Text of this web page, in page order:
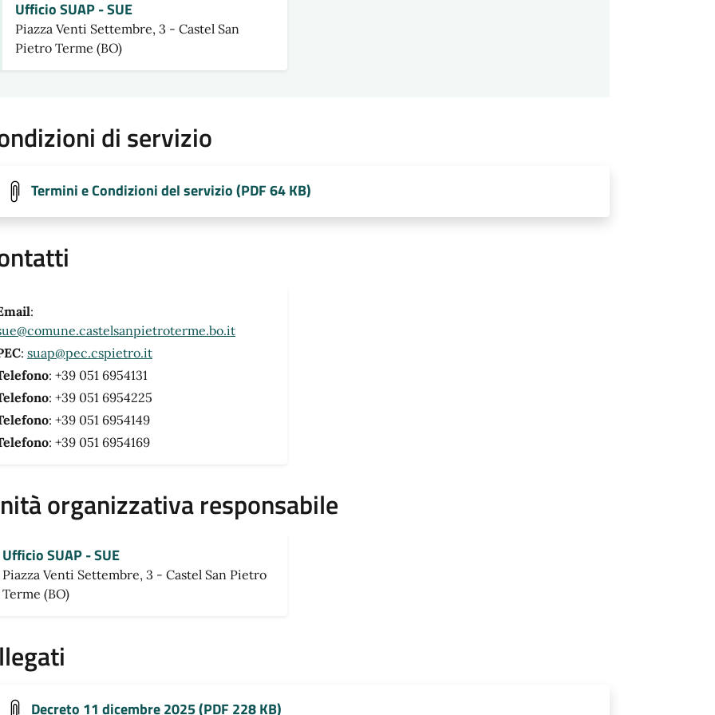
Ufficio SUAP - SUE
Piazza Venti Settembre, 3 - Castel San
Pietro Terme (BO)
di servizio
Termini e Condizioni del servizio (PDF 64 KB)
:
: suap@pec.cspietro.it
: +39 051 6954131
: +39 051 6954225
: +39 051 6954149
: +39 051 6954169
organizzativa responsabile
Ufficio SUAP - SUE
Piazza Venti Settembre, 3 - Castel San Pietro
Terme (BO)
Decreto 11 dicembre 2025 (PDF 228 KB)